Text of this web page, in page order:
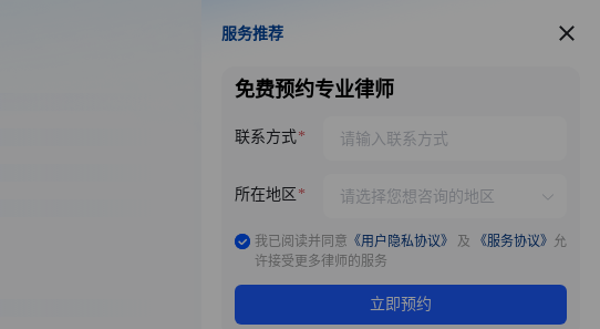
服务推荐
服务推荐
免费预约专业律师
联系方式
所在地区
我已阅读并同意 《用户隐私协议》 及 《服务协议》 允
许接受更多律师的服务
立即预约